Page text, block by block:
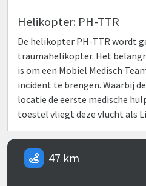
Helikopter: PH-TTR
De helikopter PH-TTR wordt
traumahelikopter. Het
is om een Mobiel Medisch
incident te brengen. Waarbij
locatie de eerste medische
toestel vliegt deze vlucht als
47 km